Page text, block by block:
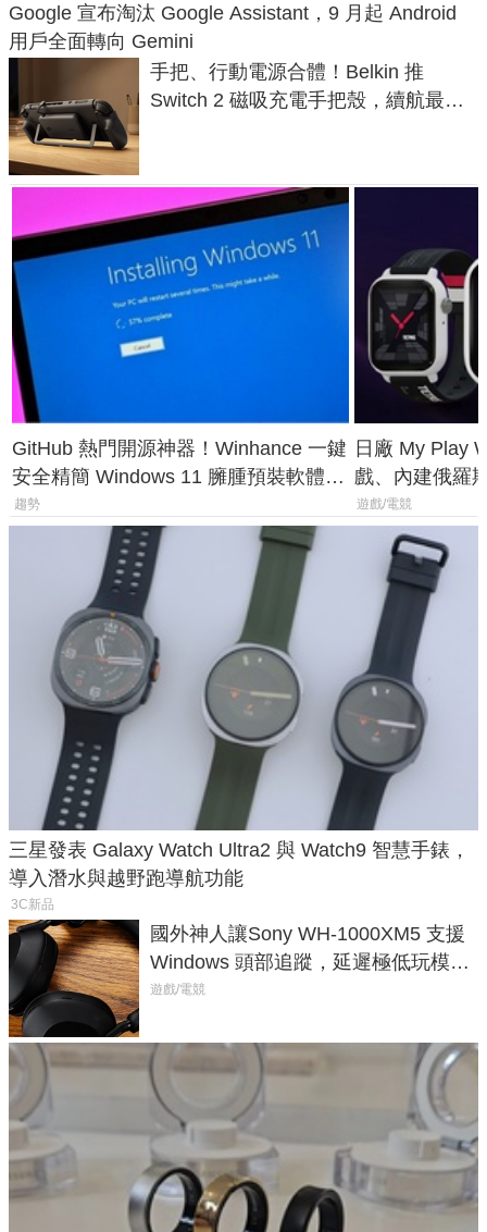
Google 宣布淘汰 Google Assistant，9 月起 Android
用戶全面轉向 Gemini
手把、行動電源合體！Belkin 推
Switch 2 磁吸充電手把殼，續航最高
GitHub 熱門開源神器！Winhance 一鍵
安全精簡 Windows 11 臃腫預裝軟體與
後台追蹤
趨勢
日廠 My Play
戲、內建俄羅
過竟然不能連
遊戲/電競
三星發表 Galaxy Watch Ultra2 與 Watch9 智慧手錶，
導入潛水與越野跑導航功能
3C新品
國外神人讓Sony WH-1000XM5 支援
Windows 頭部追蹤，延遲極低玩模擬
飛行超有感
遊戲/電競